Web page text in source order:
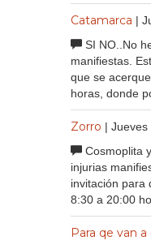
Catamarca |
SI NO..No
manifiestas.
que se
horas, donde
Zorro |
Cosmoplita
injurias
invitación para
8:30 a 20:00
Para qe van